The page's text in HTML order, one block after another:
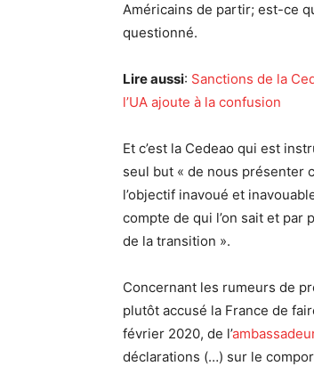
Américains de partir; est-ce
questionné.
Lire aussi: Sanctions de la
l’UA ajoute à la confusion
Et c’est la Cedeao qui est
seul but « de nous présenter
l’objectif inavoué et
compte de qui l’on sait et
de la transition ».
Concernant les rumeurs de
plutôt accusé la France de
février 2020, de l’
déclarations (…) sur le